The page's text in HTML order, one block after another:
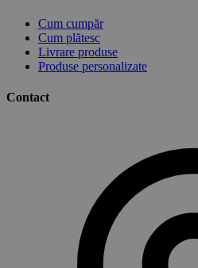
Cum cumpăr
Cum plătesc
Livrare produse
Produse personalizate
Contact